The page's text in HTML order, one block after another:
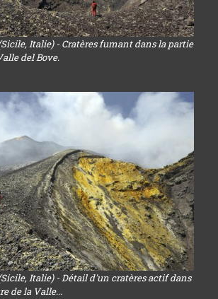
Italie) - Cratères fumant dans la partie
del Bove.
Italie) - Détail d'un cratères actif dans
de la Valle...